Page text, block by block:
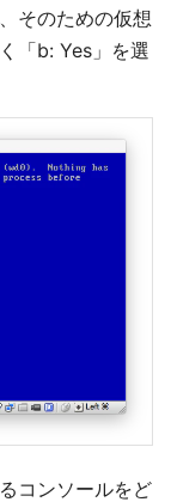
そのための仮想
「b: Yes」を選
コンソールをど